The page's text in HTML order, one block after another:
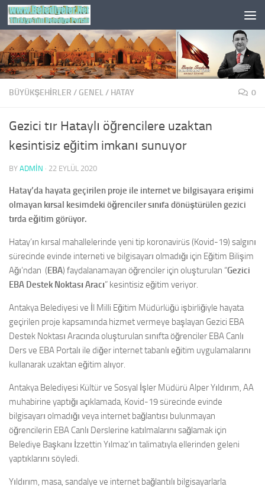
Skip to content
BÜYÜKŞEHİRLER / GENEL/ HATAY 0
Gezici tır Hataylı öğrencilere uzaktan
kesintisiz eğitim imkanı sunuyor
BY ADMIN · 22 EYLÜL 2020
Hatay’da hayata geçirilen proje ile internet ve bilgisayara erişimi
olmayan kırsal kesimdeki öğrenciler sınıfa dönüştürülen gezici
tırda eğitim görüyor.
Hatay’ın kırsal mahallelerinde yeni tip koronavirüs (Kovid-19) salgını
sürecinde evinde interneti ve bilgisayarı olmadığı için Eğitim Bilişim
Ağı’ndan ( EBA) faydalanamayan öğrenciler için oluşturulan “Gezici
EBA Destek Noktası Aracı” kesintisiz eğitim veriyor.
Antakya Belediyesi ve İl Milli Eğitim Müdürlüğü işbirliğiyle hayata
geçirilen proje kapsamında hizmet vermeye başlayan Gezici EBA
Destek Noktası Aracında oluşturulan sınıfta öğrenciler EBA Canlı
Ders ve EBA Portalı ile diğer internet tabanlı eğitim uygulamalarını
kullanarak uzaktan eğitim alıyor.
Antakya Belediyesi Kültür ve Sosyal İşler Müdürü Alper Yıldırım, AA
muhabirine yaptığı açıklamada, Kovid-19 sürecinde evinde
bilgisayarı olmadığı veya internet bağlantısı bulunmayan
öğrencilerin EBA Canlı Derslerine katılmalarını sağlamak için
Belediye Başkanı İzzettin Yılmaz’ın talimatıyla ellerinden geleni
yaptıklarını söyledi.
Yıldırım, masa, sandalye ve internet bağlantılı bilgisayarlarla